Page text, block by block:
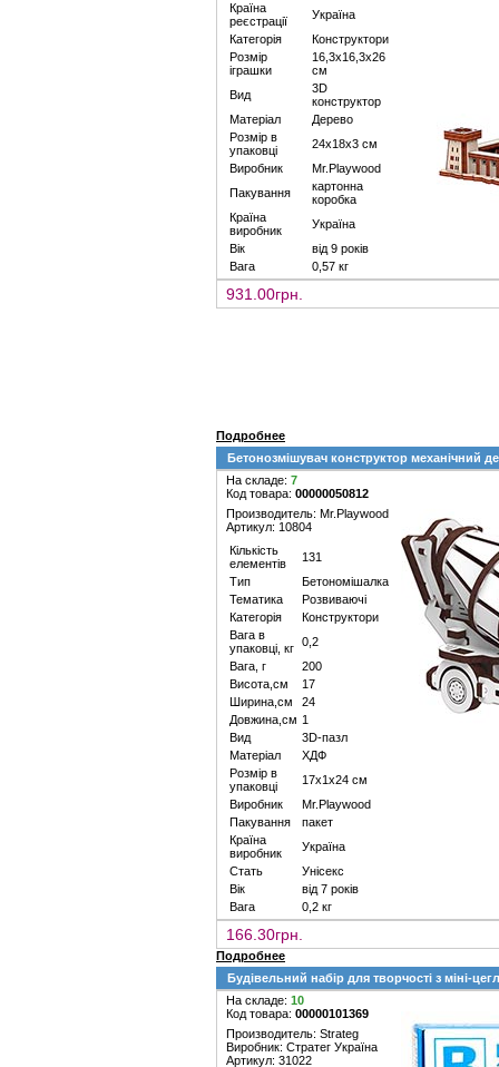
Країна
реєстрації
Україна
Категорія
Конструктори
Розмір
іграшки
16,3х16,3х26
см
Вид
3D
конструктор
Матеріал
Дерево
Розмір в
упаковці
24х18х3 см
Виробник
Mr.Playwood
Пакування
картонна
коробка
Країна
виробник
Україна
Вік
від 9 років
Вага
0,57 кг
931.00грн.
Подробнее
Бетонозмішувач конструктор механічний
На складе: 7
Код товара: 00000050812
Производитель: Mr.Playwood
Артикул: 10804
Кількість
елементів
131
Тип
Бетономішалка
Тематика
Розвиваючі
Категорія
Конструктори
Вага в
упаковці, кг 0,2
Вага, г
200
Висота,см
17
Ширина,см
24
Довжина,см 1
Вид
3D-пазл
Матеріал
ХДФ
Розмір в
упаковці
17х1х24 см
Виробник
Mr.Playwood
Пакування
пакет
Країна
виробник
Україна
Стать
Унісекс
Вік
від 7 років
Вага
0,2 кг
166.30грн.
Подробнее
Будівельний набір для творчості з міні-
На складе: 10
Код товара: 00000101369
Производитель: Strateg
Виробник: Стратег Україна
Артикул: 31022